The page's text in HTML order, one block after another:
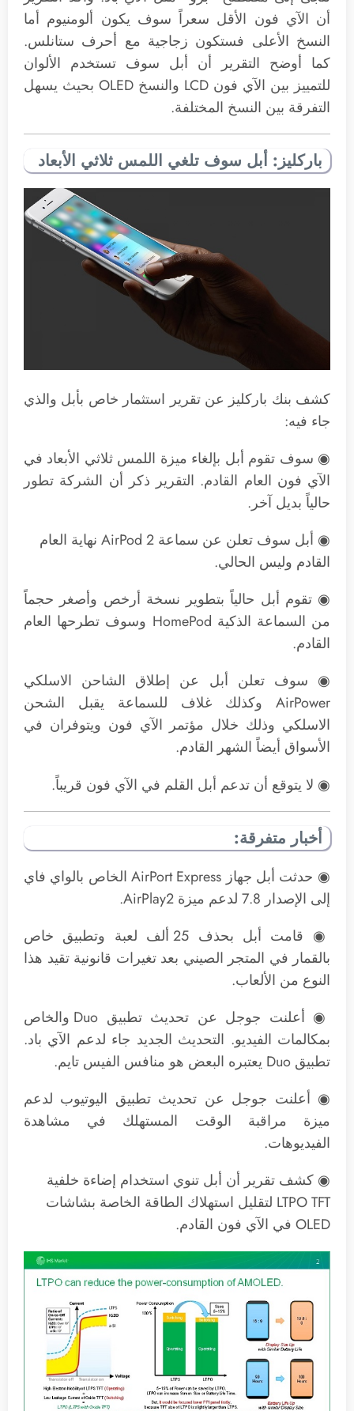
أن الآي فون الأقل سعراً سوف يكون ألومنيوم أما
النسخ الأعلى فستكون زجاجية مع أحرف ستانلس.
كما أوضح التقرير أن أبل سوف تستخدم الألوان
للتمييز بين الآي فون LCD والنسخ OLED بحيث يسهل
التفرقة بين النسخ المختلفة.
باركليز: أبل سوف تلغي اللمس ثلاثي الأبعاد
كشف بنك باركليز عن تقرير استثمار خاص بأبل والذي
جاء فيه:
◉ سوف تقوم أبل بإلغاء ميزة اللمس ثلاثي الأبعاد في
الآي فون العام القادم. التقرير ذكر أن الشركة تطور
حالياً بديل آخر.
◉ أبل سوف تعلن عن سماعة AirPod 2 نهاية العام
القادم وليس الحالي.
◉ تقوم أبل حالياً بتطوير نسخة أرخص وأصغر حجماً
من السماعة الذكية HomePod وسوف تطرحها العام
القادم.
◉ سوف تعلن أبل عن إطلاق الشاحن الاسلكي
AirPower وكذلك غلاف للسماعة يقبل الشحن
الاسلكي وذلك خلال مؤتمر الآي فون ويتوفران في
الأسواق أيضاً الشهر القادم.
◉ لا يتوقع أن تدعم أبل القلم في الآي فون قريباً.
أخبار متفرقة:
◉ حدثت أبل جهاز AirPort Express الخاص بالواي فاي
إلى الإصدار 7.8 لدعم ميزة AirPlay2.
◉ قامت أبل بحذف 25 ألف لعبة وتطبيق خاص
بالقمار في المتجر الصيني بعد تغيرات قانونية تقيد هذا
النوع من الألعاب.
◉ أعلنت جوجل عن تحديث تطبيق Duo والخاص
بمكالمات الفيديو. التحديث الجديد جاء لدعم الآي باد.
تطبيق Duo يعتبره البعض هو منافس الفيس تايم.
◉ أعلنت جوجل عن تحديث تطبيق اليوتيوب لدعم
ميزة مراقبة الوقت المستهلك في مشاهدة
الفيديوهات.
◉ كشف تقرير أن أبل تنوي استخدام إضاءة خلفية
LTPO TFT لتقليل استهلاك الطاقة الخاصة بشاشات
OLED في الآي فون القادم.